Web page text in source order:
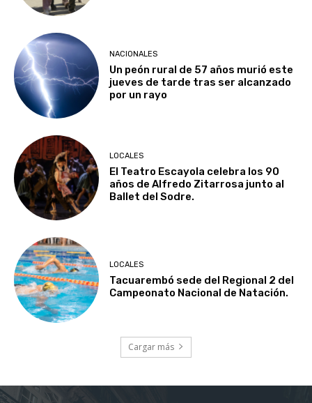
NACIONALES
Un peón rural de 57 años murió este
jueves de tarde tras ser alcanzado
por un rayo
LOCALES
El Teatro Escayola celebra los 90
años de Alfredo Zitarrosa junto al
Ballet del Sodre.
LOCALES
Tacuarembó sede del Regional 2 del
Campeonato Nacional de Natación.
Cargar más